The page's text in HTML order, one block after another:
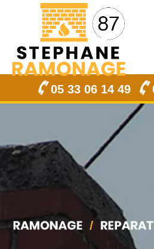
05 33 06 14 49